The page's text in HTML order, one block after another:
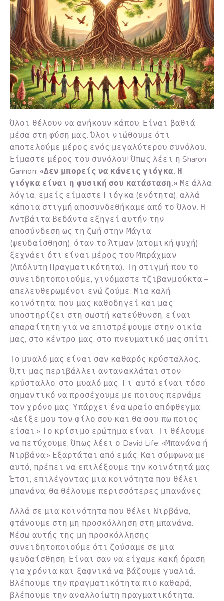
Όλοι θέλουν να ανήκουν κάπου. Είναι βαθιά
μέσα στη φύση μας. Όλοι νιώθουμε ότι
αποτελούμε μέρος ενός μεγαλύτερου συνόλου.
Είμαστε μέρος του συνόλου! Όπως λέει η Sharon
Gannon: «Δεν μπορείς να κάνεις γιόγκα. Η
γιόγκα είναι η φυσική σου κατάσταση.» Με άλλα
λόγια, εμείς είμαστε Γιόγκα (ενότητα), αλλά
κάποια στιγμή αποσυνδεθήκαμε από το Όλον. Η
Αντβάιτα Βεδάντα εξηγεί αυτήν την
αποσύνδεση ως τη ζωή στην Μάγια
(ψευδαίσθηση), όταν το Άτμαν (ατομική ψυχή)
ξεχνάει ότι είναι μέρος του Μπράχμαν
(Απόλυτη Πραγματικότητα). Τη στιγμή που το
συνειδητοποιούμε, γινόμαστε τζιβανμούκτα –
απελευθερωμένοι ενώ ζούμε. Μια καλή
κοινότητα, που μας καθοδηγεί και μας
υποστηρίζει στη σωστή κατεύθυνση, είναι
απαραίτητη για να επιστρέψουμε στην οικία
μας, στο κέντρο μας, στο πνευματικό μας σπίτι.
Το μυαλό μας είναι σαν καθαρός κρύσταλλος.
Ό,τι μας περιβάλλει αντανακλάται στον
κρύσταλλο, στο μυαλό μας. Γι’ αυτό είναι τόσο
σημαντικό να προσέχουμε με ποιους περνάμε
τον χρόνο μας. Υπάρχει ένα ωραίο απόφθεγμα:
«Δείξε μου τον φίλο σου και θα σου πω ποιος
είσαι.» Το κρίσιμο ερώτημα είναι: Τι θέλουμε
να πετύχουμε; Όπως λέει ο David Life: «Μπανάνα ή
Νιρβάνα;» Εξαρτάται από εμάς. Και σύμφωνα με
αυτό, πρέπει να επιλέξουμε την κοινότητά μας.
Έτσι, επιλέγοντας μια κοινότητα που θέλει
μπανάνα, θα θέλουμε περισσότερες μπανάνες.
Αλλά σε μια κοινότητα που θέλει Νιρβάνα,
φτάνουμε στη μη προσκόλληση στη μπανάνα.
Μέσω αυτής της μη προσκόλλησης
συνειδητοποιούμε ότι ζούσαμε σε μια
ψευδαίσθηση. Είναι σαν να είχαμε κακή όραση
για χρόνια και ξαφνικά να βάζουμε γυαλιά.
Βλέπουμε την πραγματικότητα πιο καθαρά,
βλέπουμε την αναλλοίωτη πραγματικότητα.